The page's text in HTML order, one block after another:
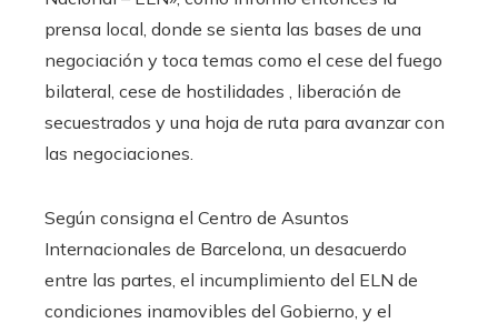
prensa local, donde se sienta las bases de una
negociación y toca temas como el cese del fuego
bilateral, cese de hostilidades , liberación de
secuestrados y una hoja de ruta para avanzar con
las negociaciones.
Según consigna el Centro de Asuntos
Internacionales de Barcelona, ​​un desacuerdo
entre las partes, el incumplimiento del ELN de
condiciones inamovibles del Gobierno, y el